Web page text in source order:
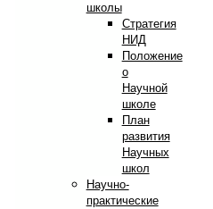
школы
Стратегия
НИД
Положение
о
Научной
школе
План
развития
Научных
школ
Научно-
практические